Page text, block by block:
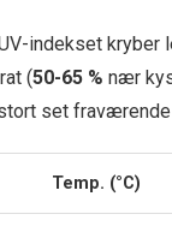
indekset kryber
(50-65 % nær
set
Temp. (°C)